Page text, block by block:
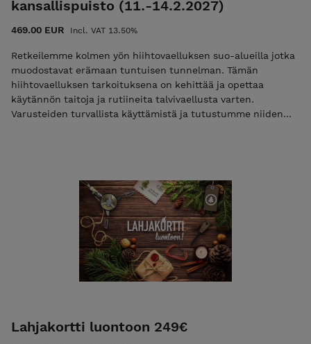
kansallispuisto (11.-14.2.2027)
469.00 EUR Incl. VAT 13.50%
Retkeilemme kolmen yön hiihtovaelluksen suo-alueilla jotka
muodostavat erämaan tuntuisen tunnelman. Tämän
hiihtovaelluksen tarkoituksena on kehittää ja opettaa
käytännön taitoja ja rutiineita talvivaellusta varten.
Varusteiden turvallista käyttämistä ja tutustumme niiden
mukaan maksamalla toimisto- ja materiaalimaksun 50 €!
Toimisto- ja materiaalimaksu alennuskoodilla ”varaus2027”
Vain 10 paikkaa! Toimisto- ja materiaalimaksun maksamisen
jälkeen saat sähköpostiisi vahvistuksen osallistumisesta
Loppulaskun saat noin kaksi viikkoa ennen vaelluksen alkua,
jonka eräpäivä on heti vaelluksen jälkeen Tämän vaelluksen
voit maksaa osittain myös liikuntaedulla, katso ohjeet >>
ilmoittautumis- ja peruutusehdot. Ilmoittautumalla mukaan
Lahjakortti luontoon 249€